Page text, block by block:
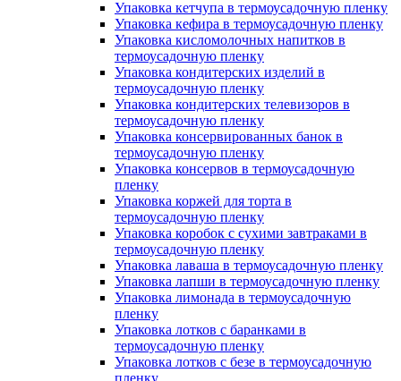
Упаковка кетчупа в термоусадочную пленку
Упаковка кефира в термоусадочную пленку
Упаковка кисломолочных напитков в
термоусадочную пленку
Упаковка кондитерских изделий в
термоусадочную пленку
Упаковка кондитерских телевизоров в
термоусадочную пленку
Упаковка консервированных банок в
термоусадочную пленку
Упаковка консервов в термоусадочную
пленку
Упаковка коржей для торта в
термоусадочную пленку
Упаковка коробок с сухими завтраками в
термоусадочную пленку
Упаковка лаваша в термоусадочную пленку
Упаковка лапши в термоусадочную пленку
Упаковка лимонада в термоусадочную
пленку
Упаковка лотков с баранками в
термоусадочную пленку
Упаковка лотков с безе в термоусадочную
пленку